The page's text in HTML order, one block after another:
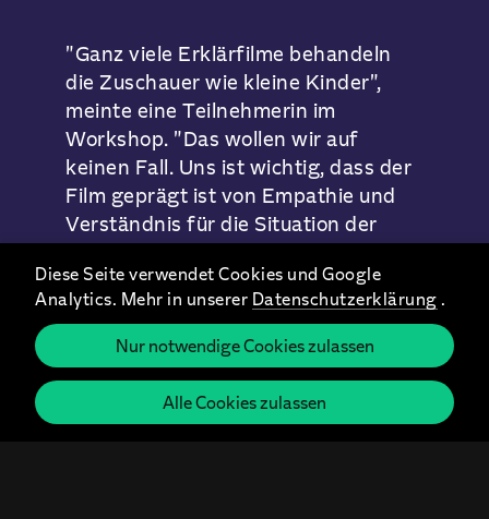
Diese Seite verwendet Cookies und Google
Analytics. Mehr in unserer Datenschutzerklärung .
Nur notwendige Cookies zulassen
Alle Cookies zulassen
"Ganz viele Erklärfilme behandeln
die Zuschauer wie kleine Kinder",
meinte eine Teilnehmerin im
Workshop. "Das wollen wir auf
keinen Fall. Uns ist wichtig, dass der
Film geprägt ist von Empathie und
Verständnis für die Situation der
Menschen, die Großartiges leisten!"
Klar war relativ schnell: Wir wollen es
den Menschen leicht machen. Wer
ohnehin schon rund um die Uhr
eine/n Angehörige/n pflegt, will
weder belehrt noch mit zu vielen